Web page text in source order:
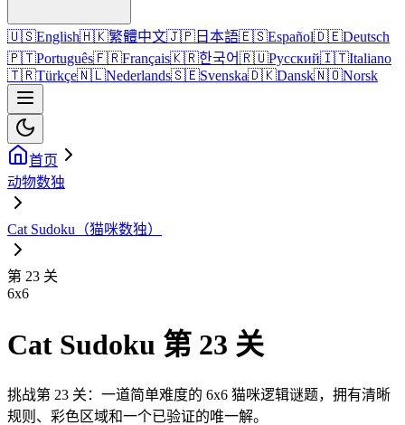
🇺🇸English🇭🇰繁體中文🇯🇵 日本語🇪🇸Español🇩🇪Deutsch
🇵🇹Português🇫🇷Français🇰🇷한국어🇷🇺Русский🇮🇹Italiano
🇹🇷Türkçe🇳🇱Nederlands🇸🇪Svenska🇩🇰Dansk🇳🇴Norsk
首页
动物数独
Cat Sudoku（猫咪数独）
第 23 关
6x6
Cat Sudoku 第 23 关
挑战第 23 关：一道简单难度的 6x6 猫咪逻辑谜题，拥有清晰
规则、彩色区域和一个已验证的唯一解。